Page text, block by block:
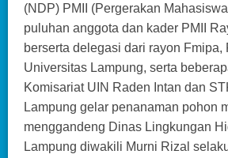
(NDP) PMII (Pergerakan
puluhan anggota dan kader PMII
berserta delegasi dari rayon Fmipa,
Universitas Lampung, serta
Komisariat UIN Raden Intan dan
Lampung gelar penanaman pohon
menggandeng Dinas Lingkungan
Lampung diwakili Murni Rizal